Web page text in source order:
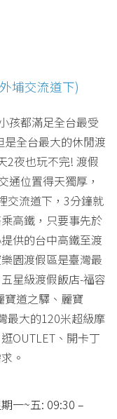
埔交流道下)
孩都滿足全台最受
全台最大的休閒渡
2夜也玩不完! 渡假
通位置得天獨厚，
交流道下，3分鐘就
高鐵，只要事先於
供的台中高鐵至渡
園渡假區是臺灣最
星級渡假飯店-福容
寶道之驛、麗寶
最大的120米超級摩
OUTLET、開卡丁
。
一~五: 09:30 –